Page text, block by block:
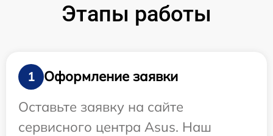
Этапы работы
1
Оформление заявки
Оставьте заявку на сайте
сервисного центра Asus. Наш